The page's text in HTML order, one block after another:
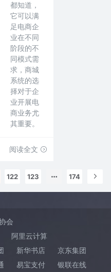
都知道，
它可以满
足电商企
业在不同
阶段的不
同模式需
求，商城
系统的选
择对于企
业开展电
商业务尤
其重要。
阅读全文
122 123 174
会
阿里云计算
新华书店
京东集团
易宝支付
银联在线